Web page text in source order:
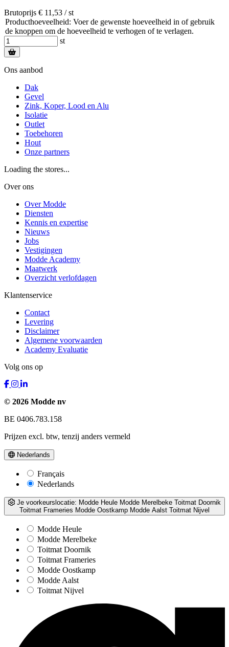
Brutoprijs € 11,53 / st
Producthoeveelheid: Voer de gewenste hoeveelheid in of gebruik
de knoppen om de hoeveelheid te verhogen of te verlagen.
st
Ons aanbod
Dak
Gevel
Zink, Koper, Lood en Alu
Isolatie
Outlet
Toebehoren
Hout
Onze partners
Loading the stores...
Over ons
Over Modde
Diensten
Kennis en expertise
Nieuws
Jobs
Vestigingen
Modde Academy
Maatwerk
Overzicht verlofdagen
Klantenservice
Contact
Levering
Disclaimer
Algemene voorwaarden
Academy Evaluatie
Volg ons op
© 2026 Modde nv
BE 0406.783.158
Prijzen excl. btw, tenzij anders vermeld
Nederlands
Français
Nederlands
Je voorkeurslocatie: Modde Heule Modde Merelbeke Toitmat Doornik
Toitmat Frameries Modde Oostkamp Modde Aalst Toitmat Nijvel
Modde Heule
Modde Merelbeke
Toitmat Doornik
Toitmat Frameries
Modde Oostkamp
Modde Aalst
Toitmat Nijvel